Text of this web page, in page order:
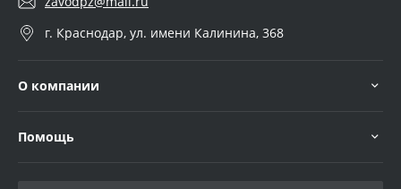
г. Краснодар, ул. имени Калинина, 368
О компании
Помощь